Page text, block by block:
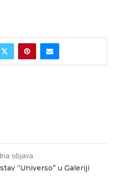
objava
“Universo” u Galeriji